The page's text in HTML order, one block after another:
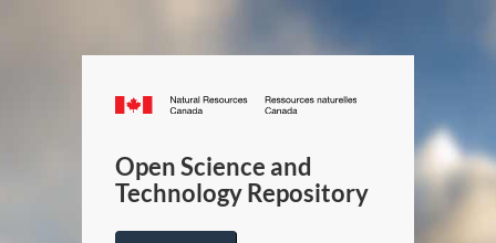
Canada.ca
/
Canada
Open Science and
Technology Repository